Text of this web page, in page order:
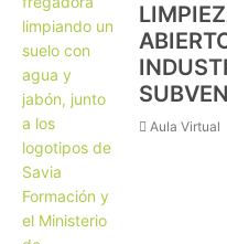
Aula Virtual